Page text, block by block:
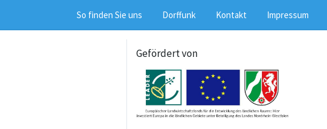
So finden Sie uns Dorffunk Kontakt Impressum
Gefördert von